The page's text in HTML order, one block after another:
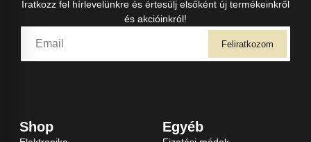
Iratkozz fel hírlevelünkre és értesülj elsőként új termékeinkről
és akcióinkról!
Feliratkozom
Shop Egyéb